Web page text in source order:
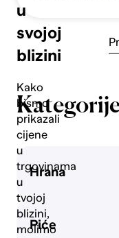
u
svojoj
blizini
Kako
bismo
prikazali
cijene
u
trgovinama
u
tvojoj
blizini,
molimo
Hrana
Piće